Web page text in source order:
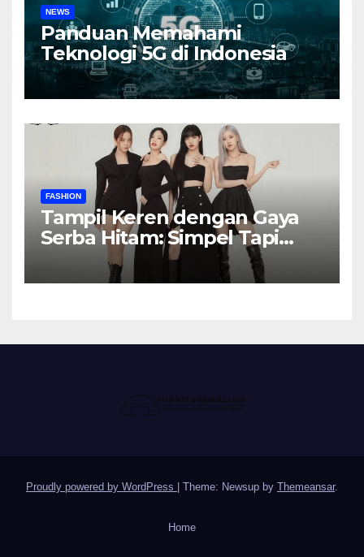
NEWS
Panduan Memahami
Teknologi 5G di Indonesia
FASHION
Tampil Keren dengan Gaya
Serba Hitam: Simpel Tapi
Proudly powered by WordPress | Theme: Newsup by Themeansar.
Home